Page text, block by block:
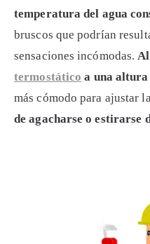
temperatura del agua
bruscos que podrían
sensaciones incómodas.
termostático a una altura
más cómodo para ajustar
de agacharse o estirarse